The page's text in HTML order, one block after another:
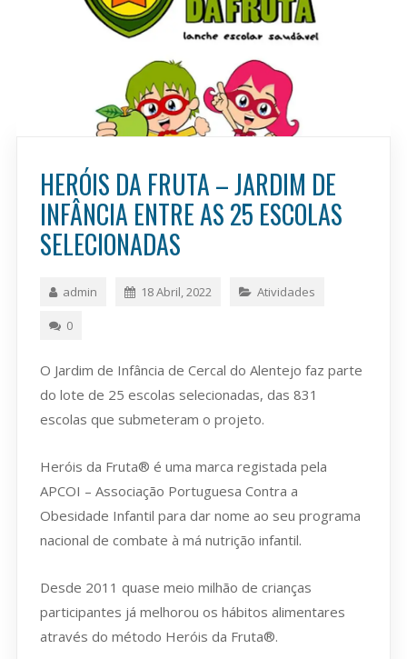
HERÓIS DA FRUTA – JARDIM DE
INFÂNCIA ENTRE AS 25 ESCOLAS
SELECIONADAS
admin 18 Abril, 2022 Atividades
0
O Jardim de Infância de Cercal do Alentejo faz parte
do lote de 25 escolas selecionadas, das 831
escolas que submeteram o projeto.
Heróis da Fruta® é uma marca registada pela
APCOI – Associação Portuguesa Contra a
Obesidade Infantil para dar nome ao seu programa
nacional de combate à má nutrição infantil.
Desde 2011 quase meio milhão de crianças
participantes já melhorou os hábitos alimentares
através do método Heróis da Fruta®.